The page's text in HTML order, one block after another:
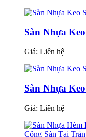
Sàn Nhựa
Giá: Liên hệ
Sàn Nhựa
Giá: Liên hệ